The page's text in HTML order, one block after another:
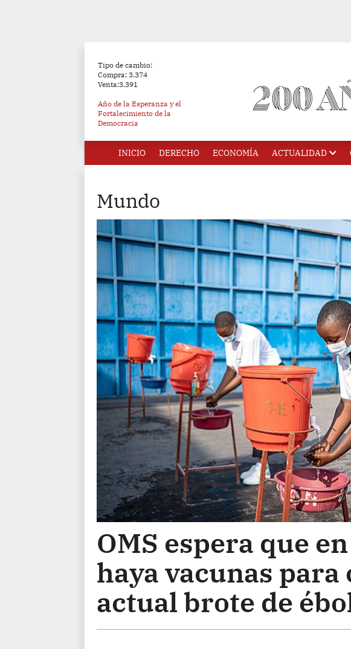
Tipo de cambio:
Compra: 3.374
Venta:3.391
Año de la Esperanza y el
Fortalecimiento de la
Democracia
INICIO DERECHO ECONOMÍA ACTUALIDAD
Mundo
OMS espera que
haya vacunas
actual brote de